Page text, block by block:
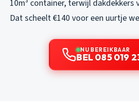
10m³ container, terwijl dakdekkers
Dat scheelt €140 voor een uurtje
NU BEREIKBAAR
BEL 085 019